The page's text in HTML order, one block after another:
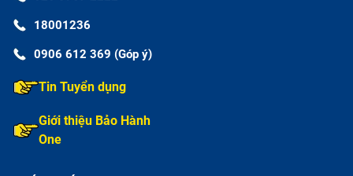
ảnh mờ) và màn hình không sáng đều. Nếu laptop của
sửa chữa ngay để tránh làm hỏng thêm các bộ phận
khác.
18001236
0906 612 369 (Góp ý)
Tin Tuyển dụng
Giới thiệu Bảo Hành
One